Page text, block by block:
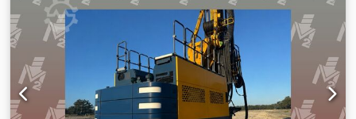
Širina: 60 cm. 46 x produžetak, duljina 100 cm, promjer 22
cm. 72 x produžetak, duljina 100 cm, promjer 6 cm. Sanduk
s priključcima i raznim dijelovima. Pogledajte fotografije.
Cijena neto + 21% PDV ili neto cijena za izvoz. Najbrži način
komunikacije je poziv ili WhatsApp. Govorimo nizozemski.
Govorimo njemački. Govorimo engleski. Dkodpfx Ahezp Sa